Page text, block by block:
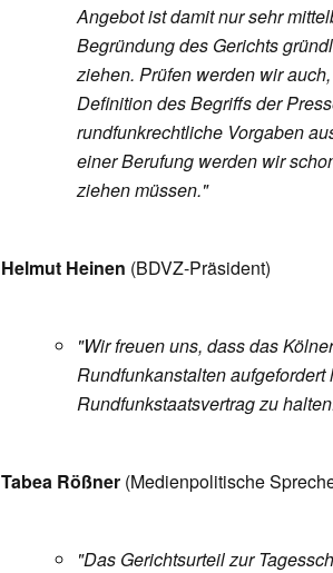
Angebot ist damit nur sehr
Begründung des Gerichts
ziehen. Prüfen werden wir
Definition des Begriffs der
rundfunkrechtliche Vorgaben
einer Berufung werden wir
ziehen müssen."
Helmut Heinen (BDVZ-Präsident)
"Wir freuen uns, dass das
Rundfunkanstalten
Rundfunkstaatsvertrag zu
Tabea Rößner (Medienpolitische
"Das Gerichtsurteil zur